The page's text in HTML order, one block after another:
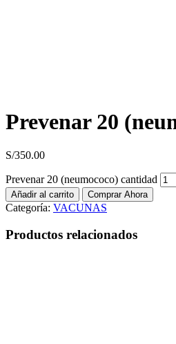
Prevenar 20
S/350.00
Prevenar 20 (neumococo) cantidad
Añadir al carrito Comprar Ahora
Categoría: VACUNAS
Productos relacionados